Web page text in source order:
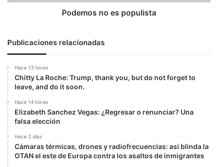
Podemos no es populista
Publicaciones relacionadas
Hace 13 horas
Chitty La Roche: Trump, thank you, but do not forget to
leave, and do it soon.
Hace 14 horas
Elizabeth Sanchez Vegas: ¿Regresar o renunciar? Una
falsa elección
Hace 2 días
Cámaras térmicas, drones y radiofrecuencias: así blinda la
OTAN el este de Europa contra los asaltos de inmigrantes